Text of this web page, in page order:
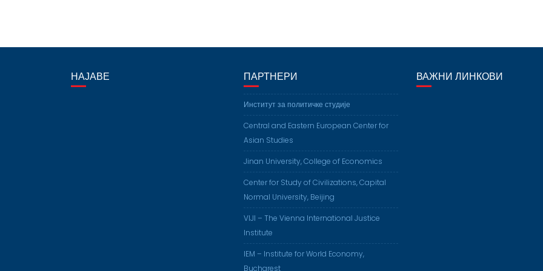
НАЈАВЕ ПАРТНЕРИ
Институт за политичке студије
Central and Eastern European Center for
Asian Studies
Jinan University, College of Economics
Center for Study of Civilizations, Capital
Normal University, Beijing
VIJI – The Vienna International Justice
Institute
IEM – Institute for World Economy,
Bucharest
ВАЖНИ ЛИНКОВИ